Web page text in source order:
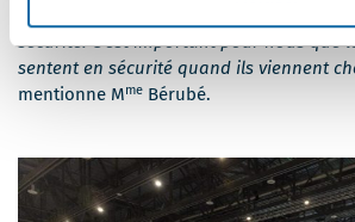
sécurité. C’est important pour nous que
sentent en sécurité quand ils viennent
mentionne Mme Bérubé.